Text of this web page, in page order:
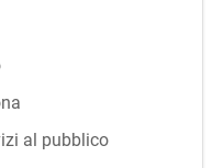
della
che gestirà il
al pubblico